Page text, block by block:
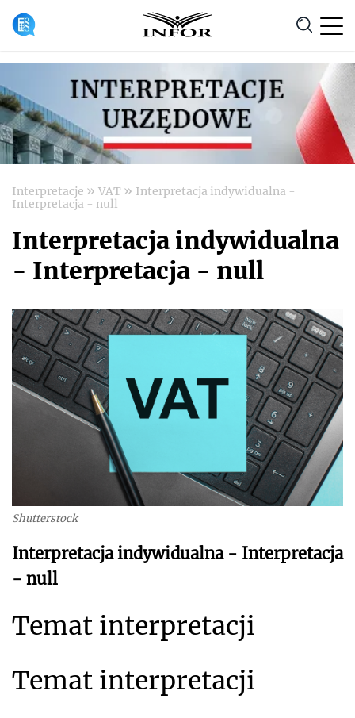
Anuluj
Interpretacje » VAT » Interpretacja indywidualna -
Interpretacja - null
Interpretacja indywidualna
- Interpretacja - null
Shutterstock
Interpretacja indywidualna - Interpretacja
- null
Temat interpretacji
Temat interpretacji